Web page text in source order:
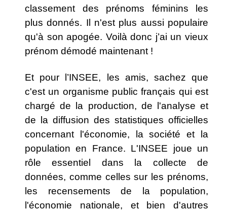
classement des prénoms féminins les
plus donnés. Il n'est plus aussi populaire
qu'à son apogée. Voilà donc j’ai un vieux
prénom démodé maintenant !
Et pour l’INSEE, les amis, sachez que
c'est un organisme public français qui est
chargé de la production, de l'analyse et
de la diffusion des statistiques officielles
concernant l'économie, la société et la
population en France. L'INSEE joue un
rôle essentiel dans la collecte de
données, comme celles sur les prénoms,
les recensements de la population,
l'économie nationale, et bien d'autres